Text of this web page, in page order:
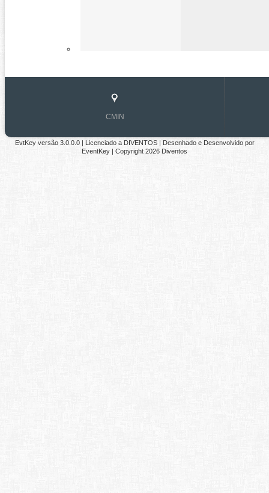
CMIN
EvtKey versão 3.0.0.0| Licenciado a DIVENTOS | Desenhado e Desenvolvido por
EventKey | Copyright 2026 Diventos